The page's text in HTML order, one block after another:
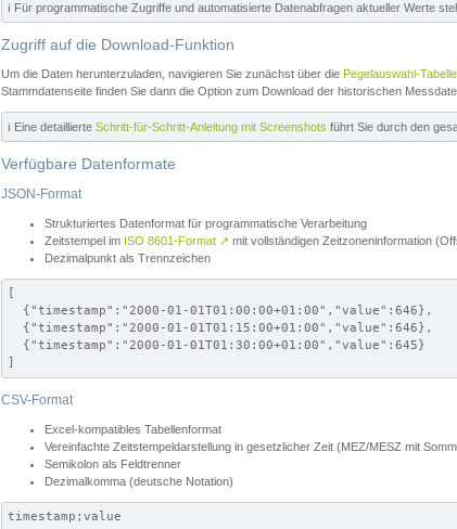
ℹ️ Für programmatische Zugriffe und automatisierte Datenabfragen aktueller Werte
Zugriff auf die Download-Funktion
Um die Daten herunterzuladen, navigieren Sie zunächst über die Pegelauswahl-Tabelle
Stammdatenseite finden Sie dann die Option zum Download der historischen
ℹ️ Eine detaillierte Schritt-für-Schritt-Anleitung mit Screenshots führt Sie durch den
Verfügbare Datenformate
JSON-Format
Strukturiertes Datenformat für programmatische Verarbeitung
Zeitstempel im ISO 8601-Format ↗ mit vollständigen Zeitzoneninformation
Dezimalpunkt als Trennzeichen
[
  {"timestamp":"2000-01-01T01:00:00+01:00","value":646},
  {"timestamp":"2000-01-01T01:15:00+01:00","value":646},
  {"timestamp":"2000-01-01T01:30:00+01:00","value":645}
]
CSV-Format
Excel-kompatibles Tabellenformat
Vereinfachte Zeitstempeldarstellung in gesetzlicher Zeit (MEZ/MESZ mit
Semikolon als Feldtrenner
Dezimalkomma (deutsche Notation)
timestamp;value